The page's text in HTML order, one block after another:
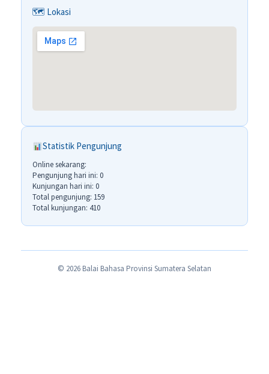
🗺 Lokasi
Statistik Pengunjung
Online sekarang:
Pengunjung hari ini: 0
Kunjungan hari ini: 0
Total pengunjung: 159
Total kunjungan: 410
© 2026 Balai Bahasa Provinsi Sumatera Selatan